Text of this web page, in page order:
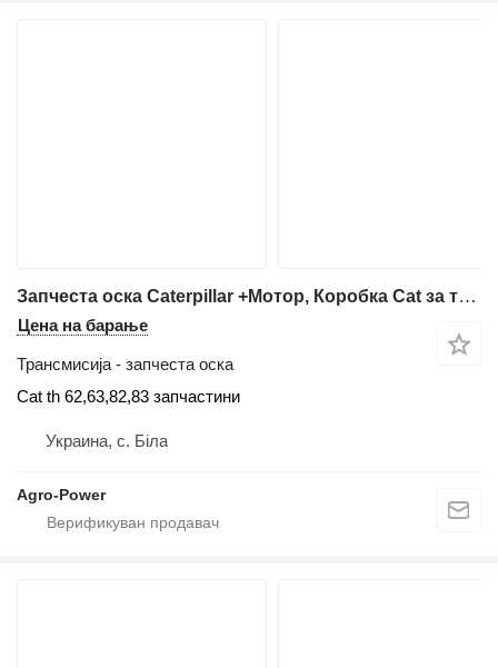
Запчеста оска Caterpillar +Мотор, Коробка Cat за телескопски натоварувач Caterpillar TH 62,63,82,83
Цена на барање
Трансмисија - запчеста оска
Cat th 62,63,82,83 запчастини
Украина, с. Біла
Agro-Power